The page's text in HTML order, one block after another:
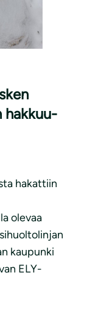
hakkuu-
hakattiin
olevaa
kaupunki
ELY-